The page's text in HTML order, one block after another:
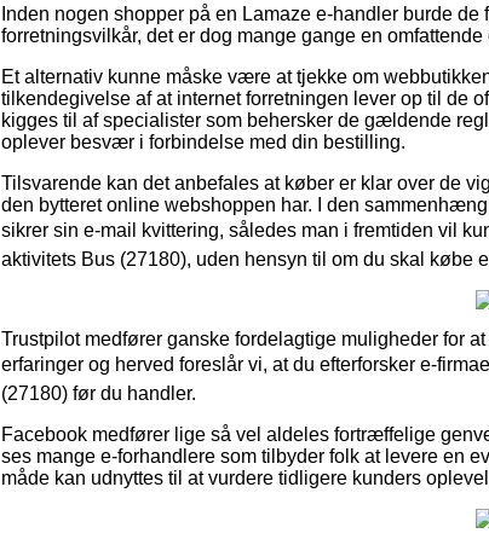
Inden nogen shopper på en Lamaze e-handler burde
forretningsvilkår, det er dog mange gange en omfattende
Et alternativ kunne måske være at tjekke om
tilkendegivelse af at internet forretningen lever op til de
kigges til af specialister som behersker de gældende
oplever besvær i forbindelse med din bestilling.
Tilsvarende kan det anbefales at køber er klar over de
den bytteret online webshoppen har. I den
sikrer sin e-mail kvittering, således man i fremtiden vil
aktivitets Bus (27180), uden hensyn til om du skal købe
Trustpilot medfører ganske fordelagtige muligheder for
erfaringer og herved foreslår vi, at du efterforsker e-
(27180) før du handler.
Facebook medfører lige så vel aldeles fortræffelige
ses mange e-forhandlere som tilbyder folk at levere en
måde kan udnyttes til at vurdere tidligere kunders